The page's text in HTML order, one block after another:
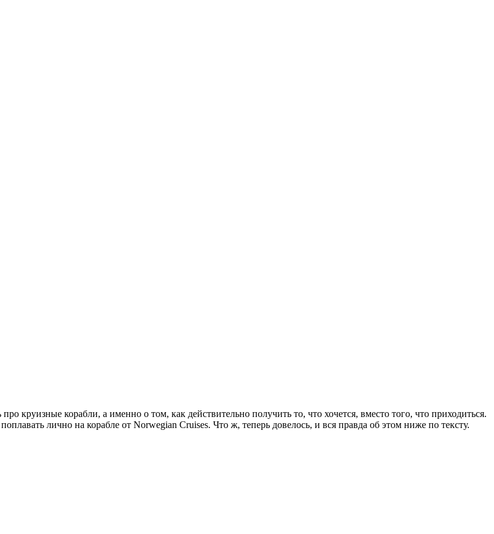
круизные корабли, а именно о том, как действительно получить то, что хочется, вместо того, что приходиться.
лично на корабле от Norwegian Cruises. Что ж, теперь довелось, и вся правда об этом ниже по тексту.